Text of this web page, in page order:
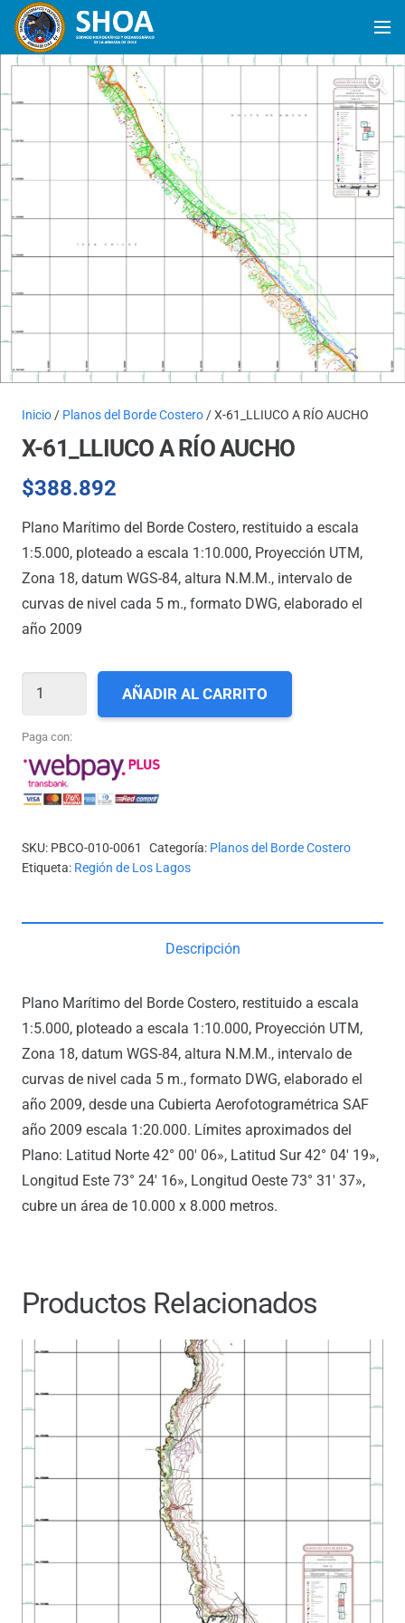
Inicio/ Planos del Borde Costero/ X-61_LLIUCO A RÍO AUCHO
X-61_LLIUCO A RÍO AUCHO
$388.892
Plano Marítimo del Borde Costero, restituido a escala
1:5.000, ploteado a escala 1:10.000, Proyección UTM,
Zona 18, datum WGS-84, altura N.M.M., intervalo de
curvas de nivel cada 5 m., formato DWG, elaborado el
año 2009
A
RÍO
AUCHO
cantidad
AÑADIR AL CARRITO
Paga con:
SKU: PBCO-010-0061 Categoría: Planos del Borde Costero
Etiqueta: Región de Los Lagos
Descripción
Plano Marítimo del Borde Costero, restituido a escala
1:5.000, ploteado a escala 1:10.000, Proyección UTM,
Zona 18, datum WGS-84, altura N.M.M., intervalo de
curvas de nivel cada 5 m., formato DWG, elaborado el
año 2009, desde una Cubierta Aerofotogramétrica SAF
año 2009 escala 1:20.000. Límites aproximados del
Plano: Latitud Norte 42° 00′ 06», Latitud Sur 42° 04′ 19»,
Longitud Este 73° 24′ 16», Longitud Oeste 73° 31′ 37»,
cubre un área de 10.000 x 8.000 metros.
Productos Relacionados